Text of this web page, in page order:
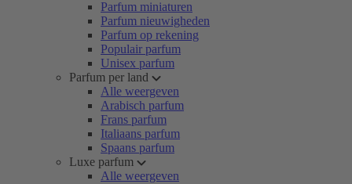
Parfum miniaturen
Parfum nieuwigheden
Parfum op rekening
Populair parfum
Unisex parfum
Parfum per land
Alle weergeven
Arabisch parfum
Frans parfum
Italiaans parfum
Spaans parfum
Luxe parfum
Alle weergeven